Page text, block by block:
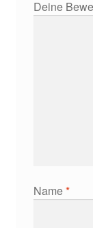
Deine
Name*